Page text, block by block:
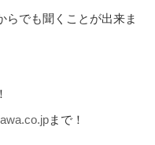
らでも聞くことが出来ま
まで！